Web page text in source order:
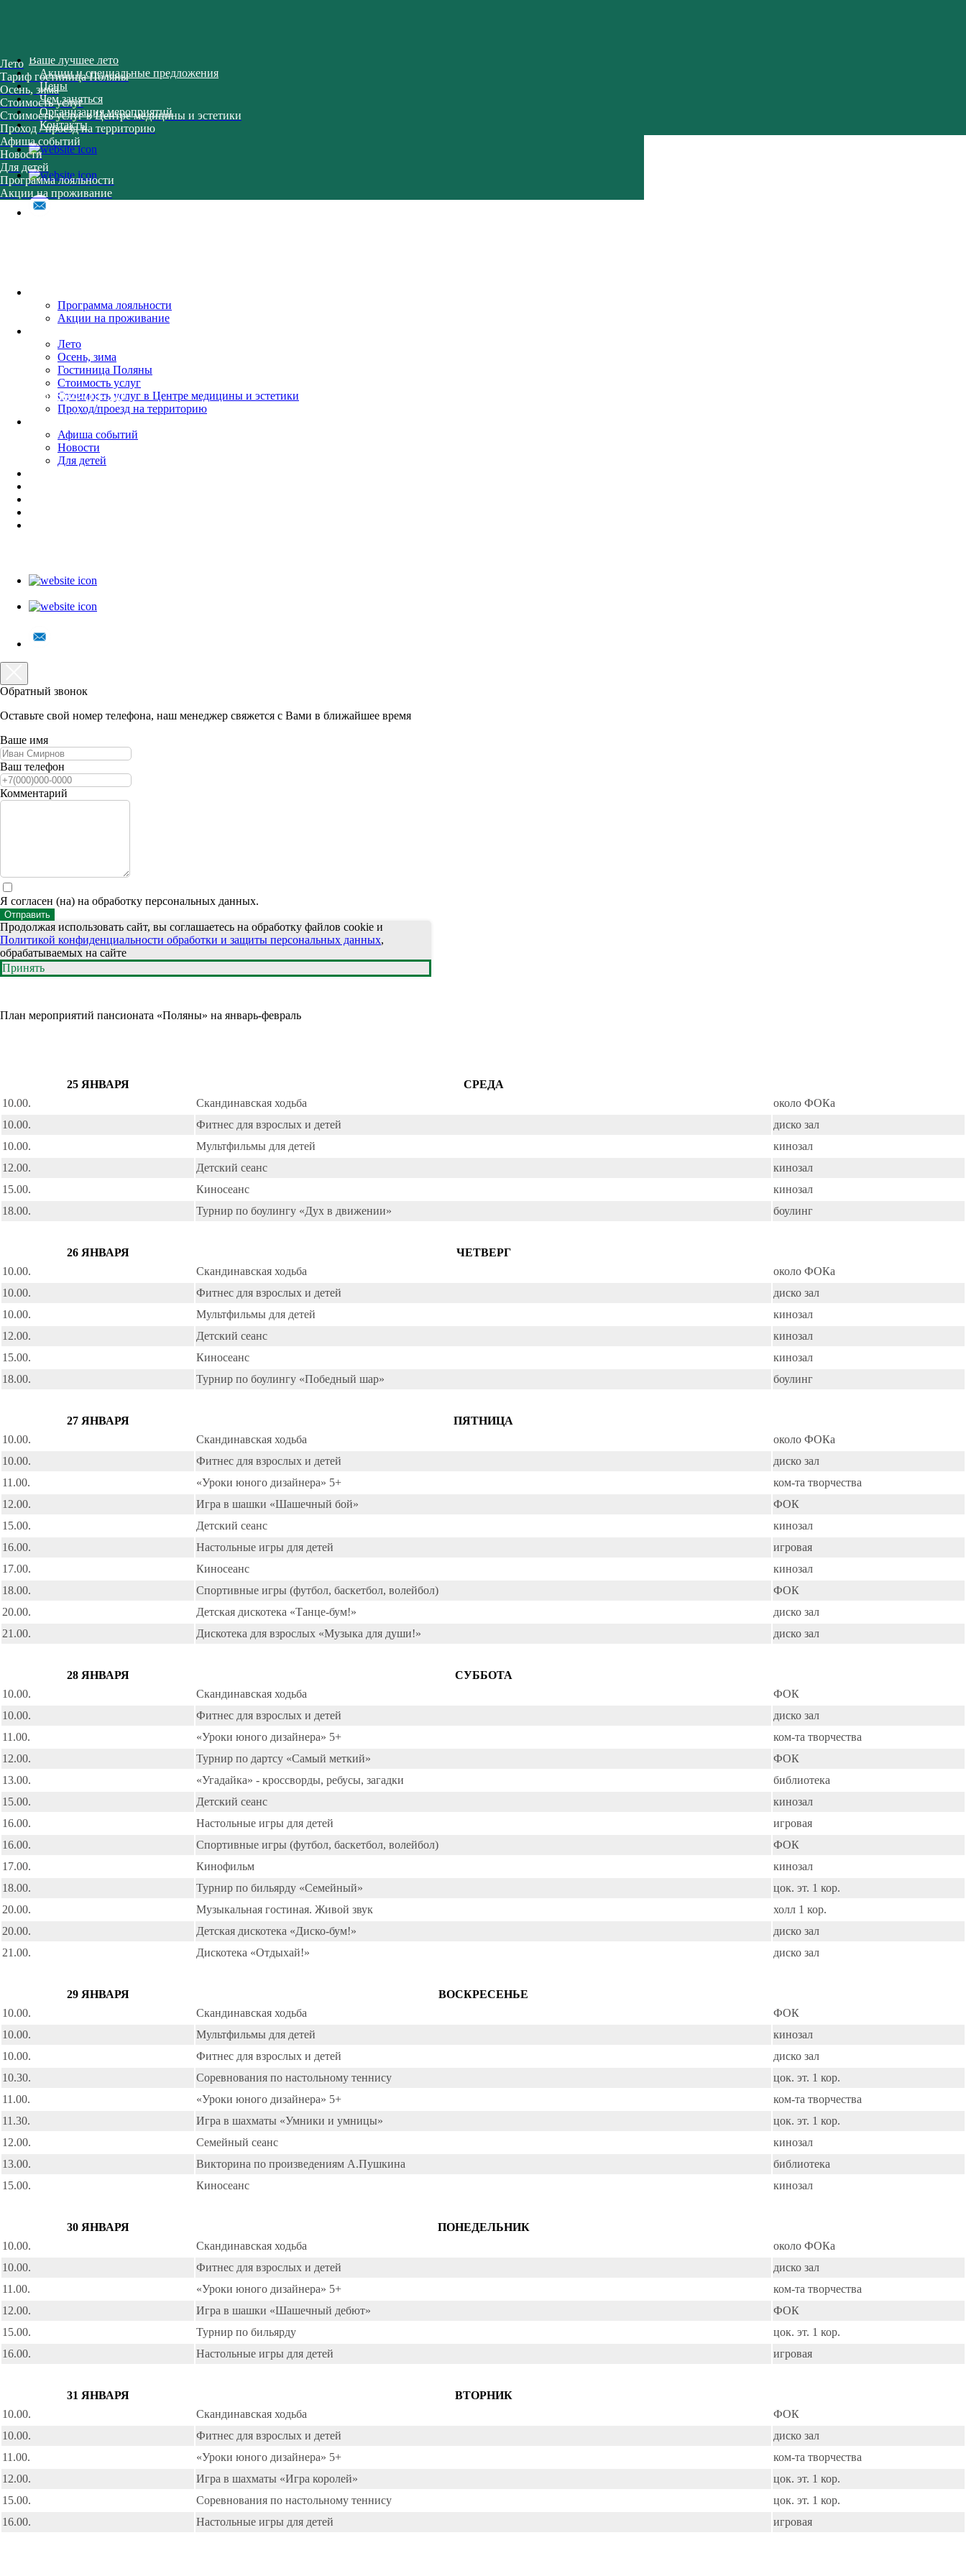
8 (495) 634-03-30
МНОГОКАНАЛЬНЫЙ
Ваше лучшее лето
Акции и специальные предложения
Цены
Чем заняться
Организация мероприятий
Контакты
Лето
Тариф гостиница Поляны
Осень, зима
Стоимость услуг
Стоимость услуг в Центре медицины и эстетики
Проход / проезд на территорию
Афиша событий
Новости
Для детей
Программа лояльности
Акции на проживание
Программа лояльности
Акции на проживание
Лето
Осень, зима
Гостиница Поляны
Стоимость услуг
Стоимость услуг в Центре медицины и эстетики
Проход/проезд на территорию
Афиша событий
Новости
Для детей
Обратный звонок
Оставьте свой номер телефона, наш менеджер свяжется с Вами в ближайшее время
Ваше имя
Ваш телефон
Комментарий
Я согласен (на) на обработку персональных данных.
Отправить
Продолжая использовать сайт, вы соглашаетесь на обработку файлов cookie и
Политикой конфиденциальности обработки и защиты персональных данных,
обрабатываемых на сайте
Принять
План мероприятий пансионата «Поляны» на январь-февраль
25 ЯНВАРЯ
СРЕДА
10.00.
Скандинавская ходьба
около ФОКа
10.00.
Фитнес для взрослых и детей
диско зал
10.00.
Мультфильмы для детей
кинозал
12.00.
Детский сеанс
кинозал
15.00.
Киносеанс
кинозал
18.00.
Турнир по боулингу «Дух в движении» боулинг
26 ЯНВАРЯ
ЧЕТВЕРГ
10.00.
Скандинавская ходьба
около ФОКа
10.00.
Фитнес для взрослых и детей
диско зал
10.00.
Мультфильмы для детей
кинозал
12.00.
Детский сеанс
кинозал
15.00.
Киносеанс
кинозал
18.00.
Турнир по боулингу «Победный шар» боулинг
27 ЯНВАРЯ
ПЯТНИЦА
10.00.
Скандинавская ходьба
около ФОКа
10.00.
Фитнес для взрослых и детей
диско зал
11.00.
«Уроки юного дизайнера» 5+
ком-та творчества
12.00.
Игра в шашки «Шашечный бой»
ФОК
15.00.
Детский сеанс
кинозал
16.00.
Настольные игры для детей
игровая
17.00.
Киносеанс
кинозал
18.00.
Спортивные игры (футбол, баскетбол, волейбол)
ФОК
20.00.
Детская дискотека «Танце-бум!»
диско зал
21.00.
Дискотека для взрослых «Музыка для души!» диско зал
28 ЯНВАРЯ
СУББОТА
10.00.
Скандинавская ходьба
ФОК
10.00.
Фитнес для взрослых и детей
диско зал
11.00.
«Уроки юного дизайнера» 5+
ком-та творчества
12.00.
Турнир по дартсу «Самый меткий»
ФОК
13.00.
«Угадайка» - кроссворды, ребусы, загадки
библиотека
15.00.
Детский сеанс
кинозал
16.00.
Настольные игры для детей
игровая
16.00.
Спортивные игры (футбол, баскетбол, волейбол)
ФОК
17.00.
Кинофильм
кинозал
18.00.
Турнир по бильярду «Семейный»
цок. эт. 1 кор.
20.00.
Музыкальная гостиная. Живой звук
холл 1 кор.
20.00.
Детская дискотека «Диско-бум!»
диско зал
21.00.
Дискотека «Отдыхай!» диско зал
29 ЯНВАРЯ
ВОСКРЕСЕНЬЕ
10.00.
Скандинавская ходьба
ФОК
10.00.
Мультфильмы для детей
кинозал
10.00.
Фитнес для взрослых и детей
диско зал
10.30.
Соревнования по настольному теннису
цок. эт. 1 кор.
11.00.
«Уроки юного дизайнера» 5+
ком-та творчества
11.30.
Игра в шахматы «Умники и умницы»
цок. эт. 1 кор.
12.00.
Семейный сеанс
кинозал
13.00.
Викторина по произведениям А.Пушкина
библиотека
15.00.
Киносеанс кинозал
30 ЯНВАРЯ
ПОНЕДЕЛЬНИК
10.00.
Скандинавская ходьба
около ФОКа
10.00.
Фитнес для взрослых и детей
диско зал
11.00.
«Уроки юного дизайнера» 5+
ком-та творчества
12.00.
Игра в шашки «Шашечный дебют»
ФОК
15.00.
Турнир по бильярду
цок. эт. 1 кор.
16.00.
Настольные игры для детей игровая
31 ЯНВАРЯ
ВТОРНИК
10.00.
Скандинавская ходьба
ФОК
10.00.
Фитнес для взрослых и детей
диско зал
11.00.
«Уроки юного дизайнера» 5+
ком-та творчества
12.00.
Игра в шахматы «Игра королей»
цок. эт. 1 кор.
15.00.
Соревнования по настольному теннису
цок. эт. 1 кор.
16.00.
Настольные игры для детей игровая